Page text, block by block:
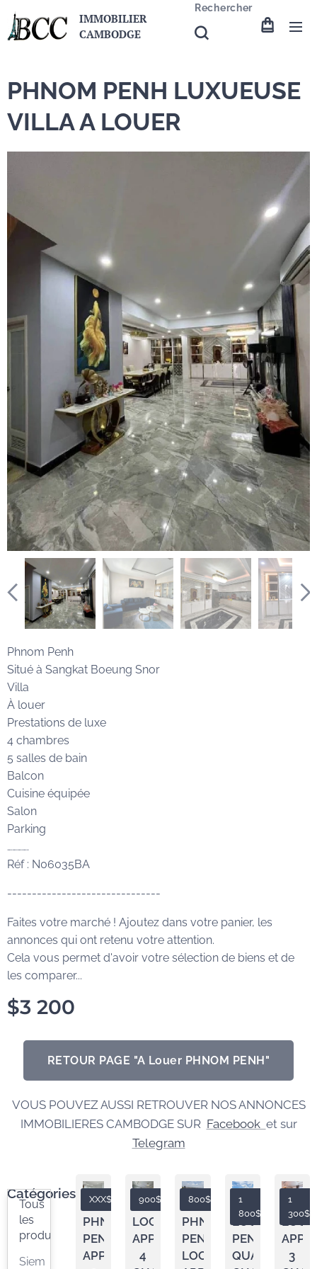
IMMOBILIER
CAMBODGE
Rechercher
PHNOM PENH LUXUEUSE
VILLA A LOUER
Phnom Penh
Situé à Sangkat Boeung Snor
Villa
À louer
Prestations de luxe
4 chambres
5 salles de bain
Balcon
Cuisine équipée
Salon
Parking
………….
Réf : N06035BA
-------------------------------
Faites votre marché ! Ajoutez dans votre panier, les
annonces qui ont retenu votre attention.
Cela vous permet d'avoir votre sélection de biens et de
les comparer...
$3 200
RETOUR PAGE "A Louer PHNOM PENH"
VOUS POUVEZ AUSSI RETROUVER NOS ANNONCES
IMMOBILIERES CAMBODGE SUR Facebook et sur
Telegram
Catégories
Tous
les
produits
Siem
PHNOM
PENH
APPARTEMENT
XXX$
LOCATION
APPARTEMENT
4
900$
PHNOM
PENH
LOCATION
800$
LOCATION
PENTHOUSE
QUATRE
1
800$
3
1
300$